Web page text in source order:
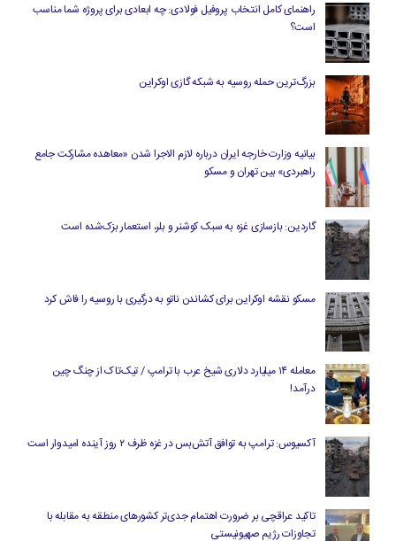
راهنمای کامل انتخاب پروفیل فولادی: چه ابعادی برای پروژه شما مناسب
است؟
بزرگ‌ترین حمله روسیه به شبکه گازی اوکراین
بیانیه وزارت خارجه ایران درباره لازم‌ الاجرا شدن «معاهده مشارکت جامع
راهبردی» بین تهران و مسکو
گاردین: بازسازی غزه به سبک کوشنر و بلر، استعمار بزک‌شده است
مسکو نقشه اوکراین برای کشاندن ناتو به درگیری با روسیه را فاش کرد
معامله ۱۴ میلیارد دلاری شیخ عرب با ترامپ / تیک‌تاک از چنگ چین
درآمد!
آکسیوس: ترامپ به توافق آتش‌بس در غزه ظرف ۲ روز آینده امیدوار است
تاکید عراقچی بر ضرورت اهتمام جدی‌تر کشورهای منطقه به مقابله با
تجاوزات رژیم صهیونیستی